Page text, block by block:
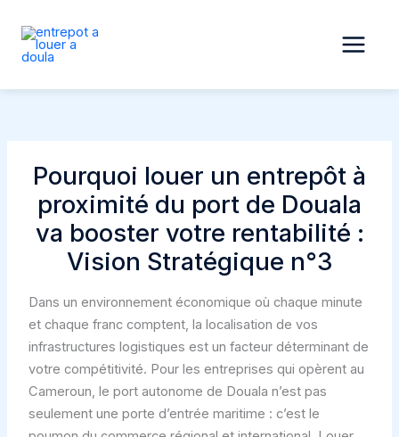
contenu
Pourquoi louer un entrepôt à
proximité du port de Douala
va booster votre rentabilité :
Vision Stratégique n°3
Dans un environnement économique où chaque minute
et chaque franc comptent, la localisation de vos
infrastructures logistiques est un facteur déterminant de
votre compétitivité. Pour les entreprises qui opèrent au
Cameroun, le port autonome de Douala n’est pas
seulement une porte d’entrée maritime : c’est le